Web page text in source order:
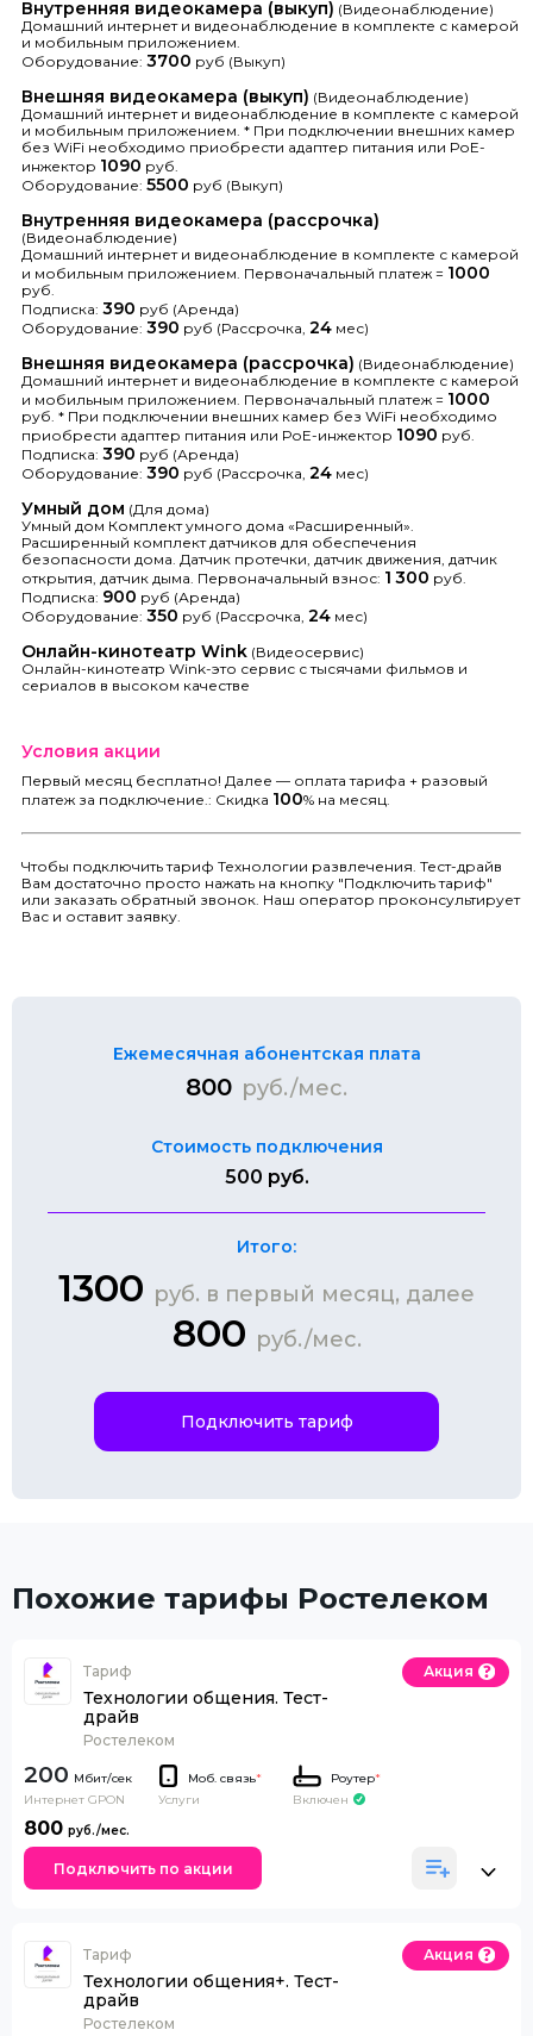
Внутренняя видеокамера (выкуп) (Видеонаблюдение)
Домашний интернет и видеонаблюдение в комплекте с камерой
и мобильным приложением.
Оборудование: 3700 руб (Выкуп)
Внешняя видеокамера (выкуп) (Видеонаблюдение)
Домашний интернет и видеонаблюдение в комплекте с камерой
и мобильным приложением. * При подключении внешних камер
без WiFi необходимо приобрести адаптер питания или РоЕ-
инжектор 1090 руб.
Оборудование: 5500 руб (Выкуп)
Внутренняя видеокамера (рассрочка)
(Видеонаблюдение)
Домашний интернет и видеонаблюдение в комплекте с камерой
и мобильным приложением. Первоначальный платеж = 1000
руб.
Подписка: 390 руб (Аренда)
Оборудование: 390 руб (Рассрочка, 24 мес)
Внешняя видеокамера (рассрочка) (Видеонаблюдение)
Домашний интернет и видеонаблюдение в комплекте с камерой
и мобильным приложением. Первоначальный платеж = 1000
руб. * При подключении внешних камер без WiFi необходимо
приобрести адаптер питания или РоЕ-инжектор 1090 руб.
Подписка: 390 руб (Аренда)
Оборудование: 390 руб (Рассрочка, 24 мес)
Умный дом (Для дома)
Умный дом Комплект умного дома «Расширенный».
Расширенный комплект датчиков для обеспечения
безопасности дома. Датчик протечки, датчик движения, датчик
открытия, датчик дыма. Первоначальный взнос: 1 300 руб.
Подписка: 900 руб (Аренда)
Оборудование: 350 руб (Рассрочка, 24 мес)
Онлайн-кинотеатр Wink (Видеосервис)
Онлайн-кинотеатр Wink-это сервис с тысячами фильмов и
сериалов в высоком качестве
Условия акции
Первый месяц бесплатно! Далее — оплата тарифа + разовый
платеж за подключение.: Скидка 100% на месяц.
Чтобы подключить тариф Технологии развлечения. Тест-драйв
Вам достаточно просто нажать на кнопку "Подключить тариф"
или заказать обратный звонок. Наш оператор проконсультирует
Вас и оставит заявку.
Ежемесячная абонентская плата
800 руб./мес.
Стоимость подключения
500 руб.
Итого:
1300 руб. в первый месяц, далее
800 руб./мес.
Подключить тариф
Похожие тарифы Ростелеком
Тариф
Технологии общения. Тест-
драйв
Ростелеком
Акция
200
Интернет GPON
Моб. связь*
Услуги
Роутер*
Включен
800
Подключить по акции
Тариф
Технологии общения+. Тест-
драйв
Ростелеком
Акция